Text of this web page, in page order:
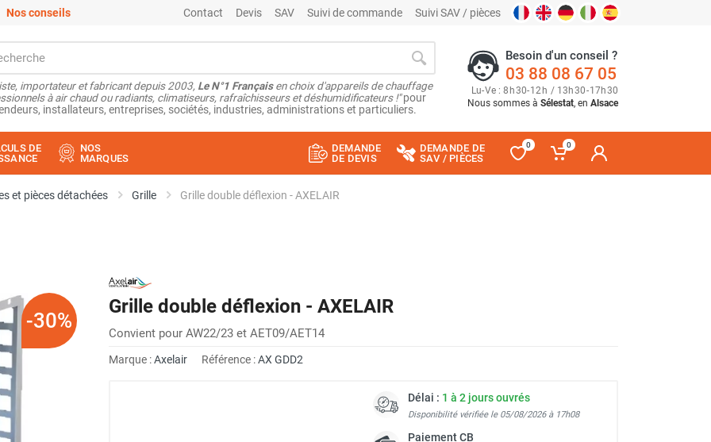
Nos conseils Contact Devis SAV Suivi de commande Suivi SAV / pièces
importateur et fabricant depuis 2003, Le N°1 Françaisen choix d'appareils de chauffage
à air chaud ou radiants, climatiseurs, rafraîchisseurs et déshumidificateurs !"pour
installateurs, entreprises, sociétés, industries, administrations et particuliers.
Besoin d'un conseil ?
03 88 08 67 05
Lu-Ve : 8h30-12h / 13h30-17h30
Nous sommes à Sélestat, en Alsace
DE
NOS
MARQUES
DEMANDE
DE DEVIS
DEMANDE DE
SAV / PIÈCES
0 0
et pièces détachées Grille Grille double déflexion - AXELAIR
-30%
Grille double déflexion - AXELAIR
Convient pour AW22/23 et AET09/AET14
Marque :Axelair Référence :AX GDD2
Délai : 1 à 2 jours ouvrés
Disponibilité vérifiée le 05/08/2026 à 17h08
PaiementCB